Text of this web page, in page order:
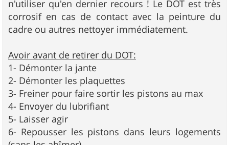
n'utiliser qu'en dernier recours ! Le DOT est très
corrosif en cas de contact avec la peinture du
cadre ou autres nettoyer immédiatement.
Avoir avant de retirer du DOT:
1- Démonter la jante
2- Démonter les plaquettes
3- Freiner pour faire sortir les pistons au max
4- Envoyer du lubrifiant
5- Laisser agir
6- Repousser les pistons dans leurs logements